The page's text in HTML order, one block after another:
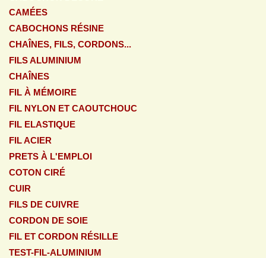
CAMÉES
CABOCHONS RÉSINE
CHAÎNES, FILS, CORDONS...
FILS ALUMINIUM
CHAÎNES
FIL À MÉMOIRE
FIL NYLON ET CAOUTCHOUC
FIL ELASTIQUE
FIL ACIER
PRETS À L'EMPLOI
COTON CIRÉ
CUIR
FILS DE CUIVRE
CORDON DE SOIE
FIL ET CORDON RÉSILLE
TEST-FIL-ALUMINIUM